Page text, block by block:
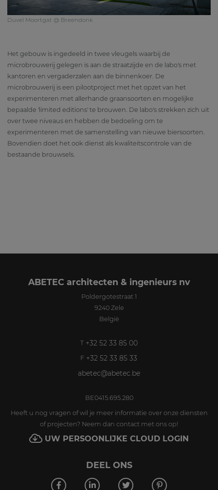
Duvel Moortgat @ Breendonk
Het gebouw is ingedeeld in twee vleugels waarbij de
microbrouwerij gelegen is aan de straatzijde en de labo's met
kantoren en vergaderzalen aan de binnenkoer. De
microbrouwerij is een pilootproject met het opzet van het
experimenteren met allerhande graansoorten en mogelijke
bepaalde 'limited editions' te brouwen. De labo's strekken zich uit
over twee niveaus en hebben de bedoeling om te
experimenteren met de samenstelling van nieuwe biersoorten.
Bovendien doet het ook dienst als kwaliteitscontrole van de
bestaande brouwsels.
ABETEC architecten & ingenieurs nv
Poldergotestraat 1
9240 Zele
België
T +32 52 33 85 00
F +32 52 33 85 33
abetec@abetec.be
BE0415.695.280
Heeft u nog vragen of wil je meer informatie over onze diensten
of projecten? Neem dan contact met ons op!
UW PERSOONLIJKE CLOUD LOGIN
DEEL ONS